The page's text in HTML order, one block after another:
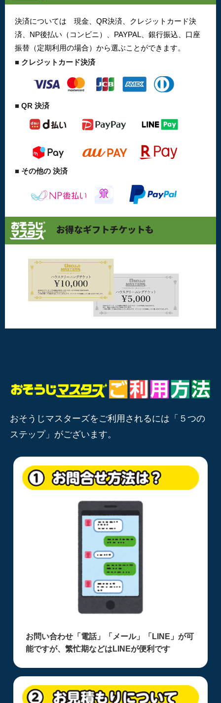
決済については 現金、QR決済、クレジットカード決
済、NP後払い（コンビニ）、PAYPAL、銀行振込、口座
振替（定期利用の場合）から選ぶことができます。
■ クレジットカード決済
■ QR 決済
■ その他の 決済
お得なギフトチケットも
おそうじマスターズをご利用されるには「５つの
ステップ」がございます。
お問い合わせ「電話」「メール」「LINE」が可
能ですが、繁忙期などはLINEが便利です